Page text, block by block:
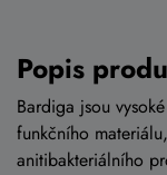
Popis
Bardiga jsou
funkčního
anitibakteriálního